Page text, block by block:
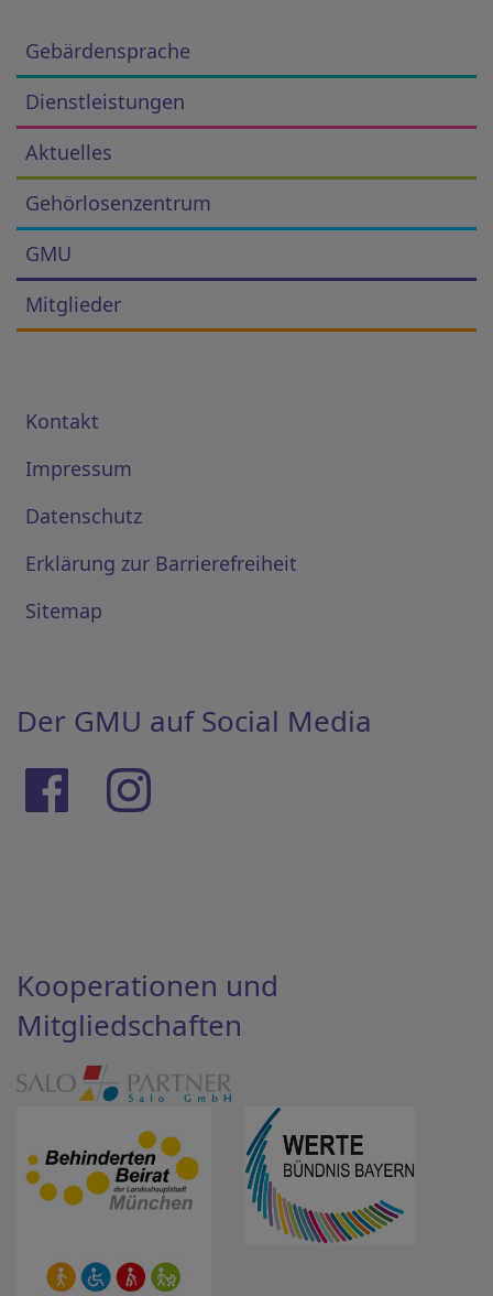
Gebärdensprache
Dienstleistungen
Aktuelles
Gehörlosenzentrum
GMU
Mitglieder
Kontakt
Impressum
Datenschutz
Erklärung zur Barrierefreiheit
Sitemap
Der GMU auf Social Media
Kooperationen und
Mitgliedschaften